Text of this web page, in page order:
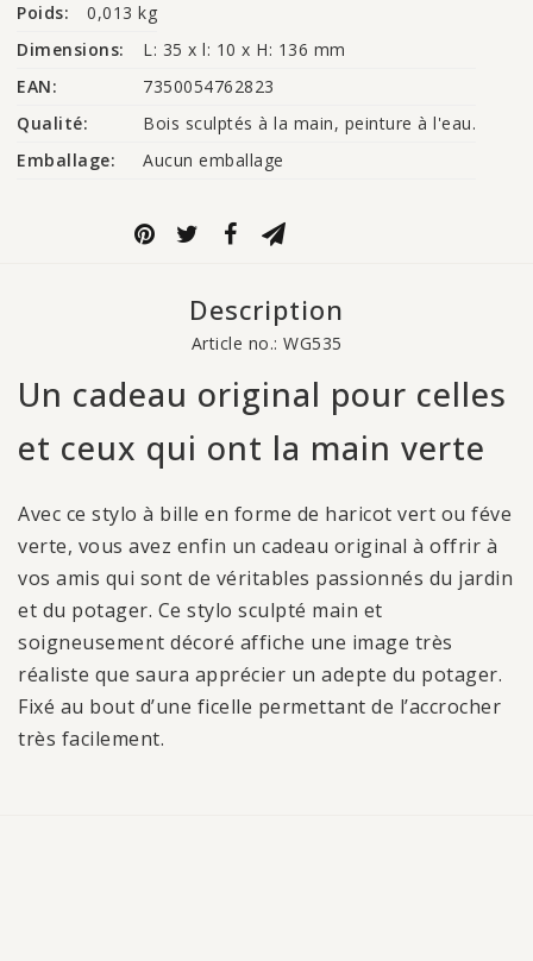
Poids:
0,013 kg
Dimensions:
L: 35 x l: 10 x H: 136 mm
EAN:
7350054762823
Qualité:
Bois sculptés à la main, peinture à l'eau.
Emballage:
Aucun emballage
Description
Article no.: WG535
Un cadeau original pour celles
et ceux qui ont la main verte
Avec ce stylo à bille en forme de haricot vert ou féve
verte, vous avez enfin un cadeau original à offrir à
vos amis qui sont de véritables passionnés du jardin
et du potager. Ce stylo sculpté main et
soigneusement décoré affiche une image très
réaliste que saura apprécier un adepte du potager.
Fixé au bout d’une ficelle permettant de l’accrocher
très facilement.